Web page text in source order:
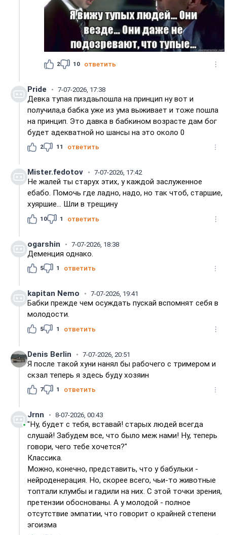
2 10 ответить
Рridе 7-07-2026, 17:38
Девка тупая пиздаьпошла на принцип ну вот и
получила,а бабка уже из ума выживает и тоже пошла
на принцип. Это давка в бабкином возрасте дам бог
будет адекватной но шансы на это около 0
2 11 ответить
Mister.fedotov 7-07-2026, 17:42
Не жалей ты старух этих, у каждой заслуженное
ебабо. Помочь где ладно, надо, но так чтоб, старшие,
хуяршие... Шли в трещину
10 1 ответить
ogarshin 7-07-2026, 18:38
Деменция однако.
5 1 ответить
kapitan Nemo 7-07-2026, 19:41
Бабки прежде чем осуждать пускай вспомнят себя в
молодости.
5 1 ответить
Denis Berlin 7-07-2026, 20:51
Я после такой хуни нанял бы рабочего с тримером и
скзал теперь я здесь буду хозяин
7 1 ответить
Jrnn 8-07-2026, 00:43
"Ну, будет с тебя, вставай! старых людей всегда
слушай! Забудем все, что было меж нами! Ну, теперь
говори, чего тебе хочется?"
Классика.
Можно, конечно, представить, что у бабульки -
нейроденерация. Но, скорее всего, чьи-то животные
топтали клумбы и гадили на них. С этой точки зрения,
претензии обоснованы. А у молодой - полное
отсутствие эмпатии, что говорит о крайней степени
эгоизма